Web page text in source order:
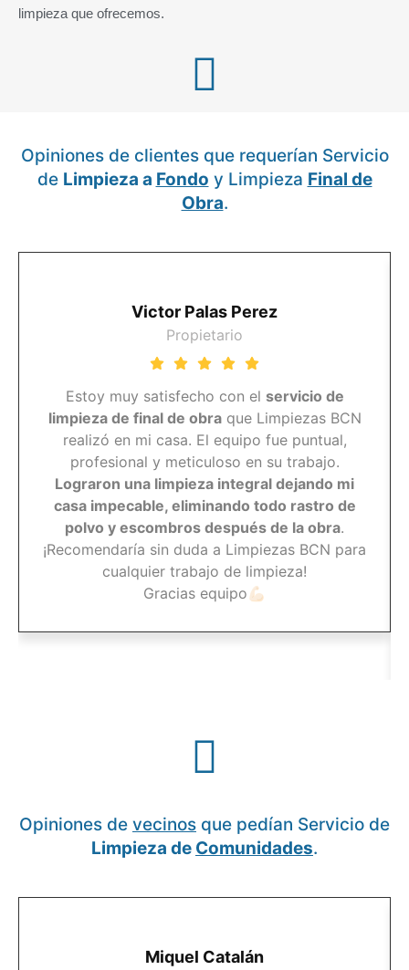
limpieza que ofrecemos.
Opiniones de clientes que requerían Servicio
de Limpieza a Fondo y Limpieza Final de
Obra.
Victor Palas Perez
Propietario
Estoy muy satisfecho con el servicio de
limpieza de final de obraque Limpiezas BCN
realizó en mi casa. El equipo fue puntual,
profesional y meticuloso en su trabajo.
Lograron una limpieza integral dejando mi
casa impecable, eliminando todo rastro de
polvo y escombros después de la obra.
¡Recomendaría sin duda a Limpiezas BCN para
cualquier trabajo de limpieza!
Gracias equipo💪🏻
Opiniones de vecinos que pedían Servicio de
Limpieza de Comunidades.
Miquel Catalán